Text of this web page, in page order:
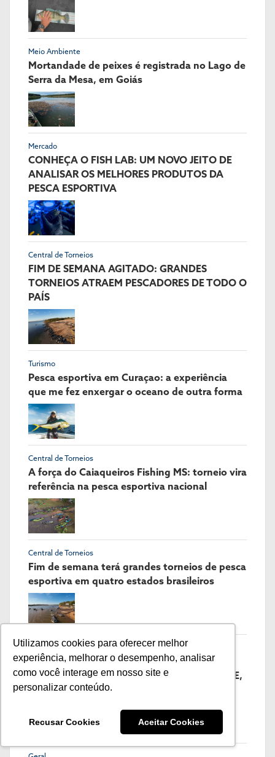
Utilizamos cookies para oferecer melhor
experiência, melhorar o desempenho, analisar
como você interage em nosso site e
personalizar conteúdo.
Recusar Cookies Aceitar Cookies
Meio Ambiente
Mortandade de peixes é registrada no Lago de
Serra da Mesa, em Goiás
Mercado
CONHEÇA O FISH LAB: UM NOVO JEITO DE
ANALISAR OS MELHORES PRODUTOS DA
PESCA ESPORTIVA
Central de Torneios
FIM DE SEMANA AGITADO: GRANDES
TORNEIOS ATRAEM PESCADORES DE TODO O
PAÍS
Turismo
Pesca esportiva em Curaçao: a experiência
que me fez enxergar o oceano de outra forma
Central de Torneios
A força do Caiaqueiros Fishing MS: torneio vira
referência na pesca esportiva nacional
Central de Torneios
Fim de semana terá grandes torneios de pesca
esportiva em quatro estados brasileiros
Fish TV
FAMÍLIA NAKAMURA ESTREIA 8ª
TEMPORADA NA FISH TV COM MUITO PEIXE,
AÇÃO E TÉCNICA